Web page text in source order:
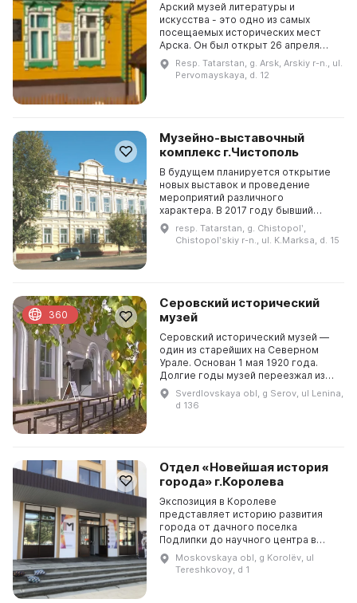
Арский музей литературы и
искусства - это одно из самых
посещаемых исторических мест
Арска. Он был открыт 26 апреля
1995 года и с тех пор работает
благодаря трем сотрудникам. В
музей входят более 1800...
Resp. Tatarstan, g. Arsk, Arskiy r-n., ul.
Pervomayskaya, d. 12
Музейно-выставочный
комплекс г.Чистополь
В будущем планируется открытие
новых выставок и проведение
мероприятий различного
характера. В 2017 году бывший
купеческий особняк чистопольских
купцов Чукашевых был передан в
аренду Чистопольскому г...
resp. Tatarstan, g. Chistopolʹ,
Chistopolʹskiy r-n., ul. K.Marksa, d. 15
Серовский исторический
музей
Серовский исторический музей —
один из старейших на Северном
Урале. Основан 1 мая 1920 года.
Долгие годы музей переезжал из
одного помещения в другое,
временно закрывался и открывался
Sverdlovskaya obl, g Serov, ul Lenina,
d 136
360
Отдел «Новейшая история
города» г.Королева
Экспозиция в Королеве
представляет историю развития
города от дачного поселка
Подлипки до научного центра в
области космонавтики. Она
отражает артиллерийское прошлое
города, а также включает в себя
Moskovskaya obl, g Korolëv, ul
Tereshkovoy, d 1